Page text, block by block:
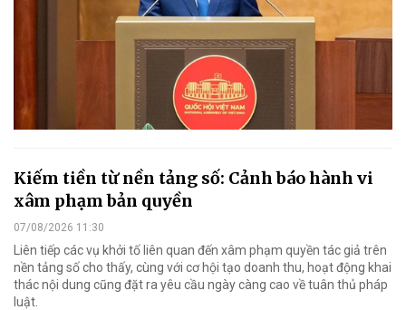
Kiếm tiền từ nền tảng số: Cảnh báo hành vi
xâm phạm bản quyền
07/08/2026 11:30
Liên tiếp các vụ khởi tố liên quan đến xâm phạm quyền tác giả trên
nền tảng số cho thấy, cùng với cơ hội tạo doanh thu, hoạt động khai
thác nội dung cũng đặt ra yêu cầu ngày càng cao về tuân thủ pháp
luật.